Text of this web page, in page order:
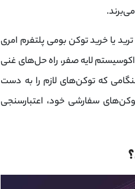
یا خرید توکن بومی پلتفرم امری
لایه صفر، راه حل‌های غنی
که توکن‌های لازم را به دست
سفارشی خود، اعتبارسنجی